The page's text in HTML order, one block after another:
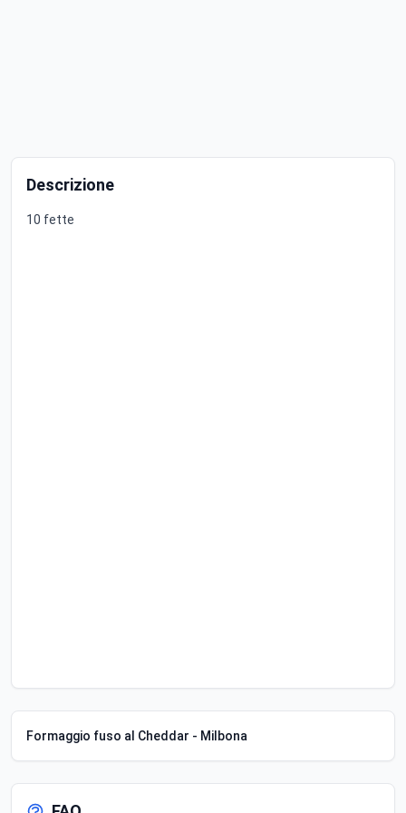
Descrizione
10 fette
Formaggio fuso al Cheddar - Milbona